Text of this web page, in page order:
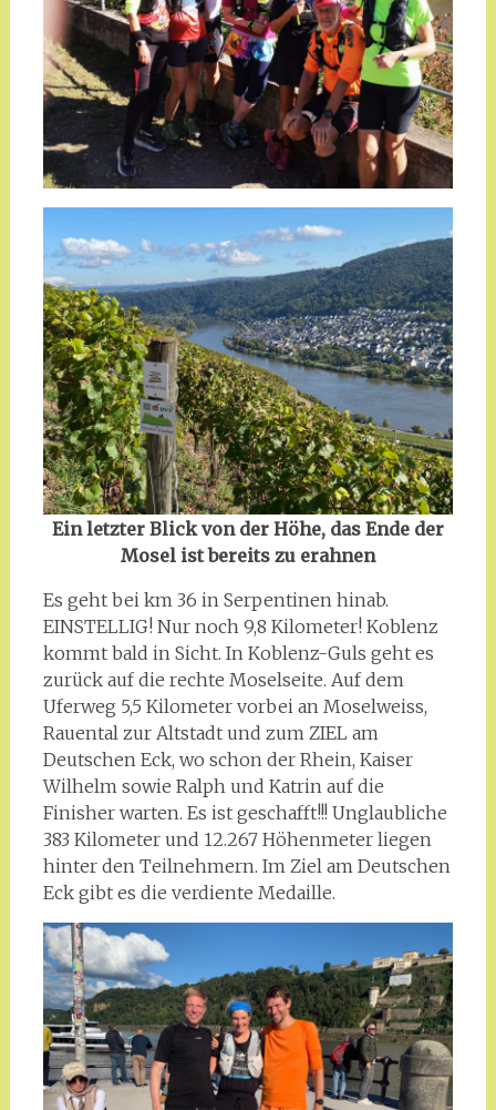
Ein letzter Blick von der Höhe, das Ende der
Mosel ist bereits zu erahnen
Es geht bei km 36 in Serpentinen hinab.
EINSTELLIG! Nur noch 9,8 Kilometer! Koblenz
kommt bald in Sicht. In Koblenz-Guls geht es
zurück auf die rechte Moselseite. Auf dem
Uferweg 5,5 Kilometer vorbei an Moselweiss,
Rauental zur Altstadt und zum ZIEL am
Deutschen Eck, wo schon der Rhein, Kaiser
Wilhelm sowie Ralph und Katrin auf die
Finisher warten. Es ist geschafft!!! Unglaubliche
383 Kilometer und 12.267 Höhenmeter liegen
hinter den Teilnehmern. Im Ziel am Deutschen
Eck gibt es die verdiente Medaille.